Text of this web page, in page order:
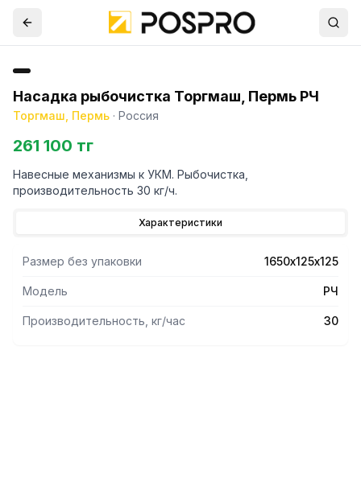
Насадка рыбочистка Торгмаш, Пермь РЧ
Торгмаш, Пермь · Россия
261 100 тг
Навесные механизмы к УКМ. Рыбочистка,
производительность 30 кг/ч.
Характеристики
Размер без упаковки 1650х125х125
Модель РЧ
Производительность, кг/час 30